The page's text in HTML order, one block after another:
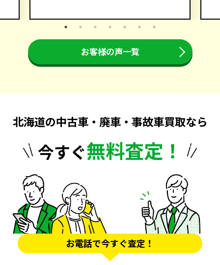
お客様の声一覧
北海道の中古車・廃車・事故車買取なら
今すぐ無料査定！
お電話で今すぐ査定！